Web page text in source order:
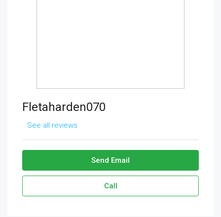
Fletaharden070
See all reviews
Send Email
Call